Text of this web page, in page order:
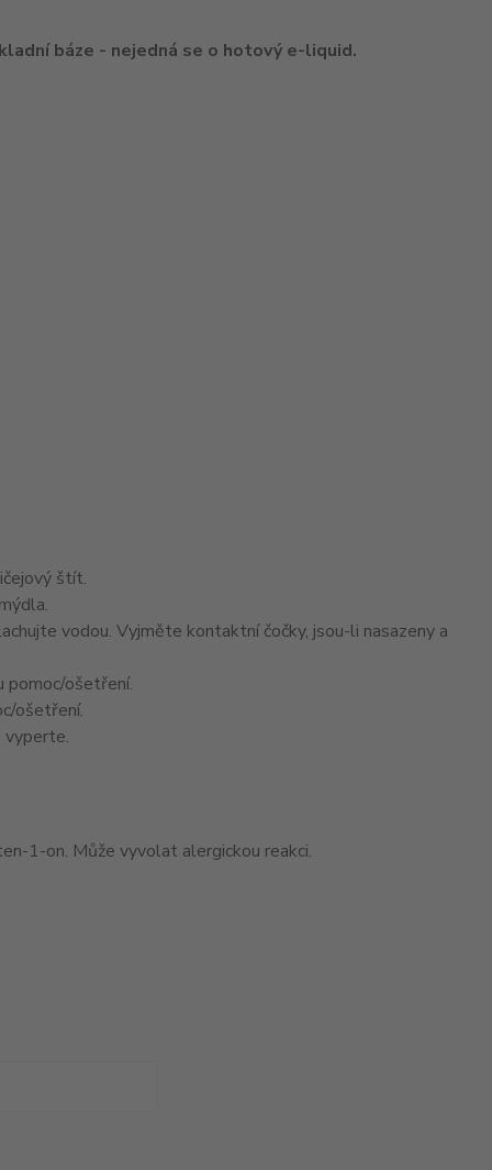
báze - nejedná se o hotový e-liquid.
štít.
vodou. Vyjměte kontaktní čočky, jsou-li nasazeny a
pomoc/ošetření.
ošetření.
vyperte.
1-on. Může vyvolat alergickou reakci.